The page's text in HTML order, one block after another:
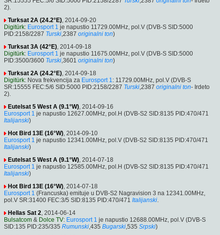
2).
Turksat 2A (24.2°E), 2014-09-20
Digitürk: Eurosport 1 je napustio 11729.00MHz, pol.V (DVB-S SID:5000
PID:2158/2287 Turski,2387 originalni ton)
Turksat 3A (42°E), 2014-09-18
Digitürk: Eurosport 1 je napustio 11675.00MHz, pol.V (DVB-S SID:5000
PID:3500/3600 Turski,3601 originalni ton)
Turksat 2A (24.2°E), 2014-09-18
Digitürk: Nova frekvencija za Eurosport 1: 11729.00MHz, pol.V (DVB-S
SR:15555 FEC:5/6 SID:5000 PID:2158/2287 Turski,2387 originalni ton- Irdeto
2).
Eutelsat 5 West A (9.1°W), 2014-09-16
Eurosport 1 je napustio 12627.00MHz, pol.H (DVB-S2 SID:8135 PID:470/471
Italijanski)
Hot Bird 13E (16°W), 2014-09-10
Eurosport 1 je napustio 12341.00MHz, pol.V (DVB-S2 SID:8135 PID:470/471
Italijanski)
Eutelsat 5 West A (9.1°W), 2014-07-18
Eurosport 1 je napustio 12585.00MHz, pol.H (DVB-S2 SID:8135 PID:470/471
Italijanski)
Hot Bird 13E (16°W), 2014-07-18
Eurosport 1 (Francuska) emituje u DVB-S2 Nagravision 3 na 12341.00MHz,
pol.V SR:31400 FEC:3/5 SID:8135 PID:470/471 Italijanski.
Hellas Sat 2, 2014-06-14
Bulsatcom & Dolce TV: Eurosport 1 je napustio 12688.00MHz, pol.V (DVB-S
SID:135 PID:235/335 Rumunski,435 Bugarski,535 Srpski)